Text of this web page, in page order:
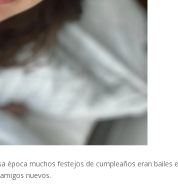
época muchos festejos de cumpleaños eran bailes
nuevos.